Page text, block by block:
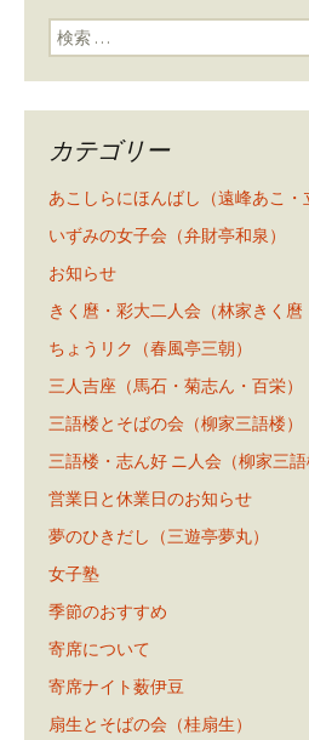
検索:
カテゴリー
あこしらにほんばし（遠峰あこ・
いずみの女子会（弁財亭和泉）
お知らせ
きく麿・彩大二人会（林家きく麿
ちょうリク（春風亭三朝）
三人吉座（馬石・菊志ん・百栄）
三語楼とそばの会（柳家三語楼）
三語楼・志ん好 ニ人会（柳家三語
営業日と休業日のお知らせ
夢のひきだし（三遊亭夢丸）
女子塾
季節のおすすめ
寄席について
寄席ナイト薮伊豆
扇生とそばの会（桂扇生）